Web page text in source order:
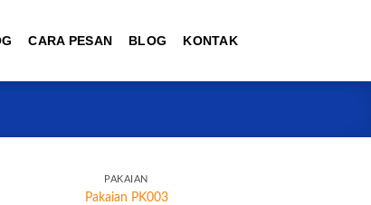
CARA PESAN BLOG KONTAK
PAKAIAN
Pakaian PK003